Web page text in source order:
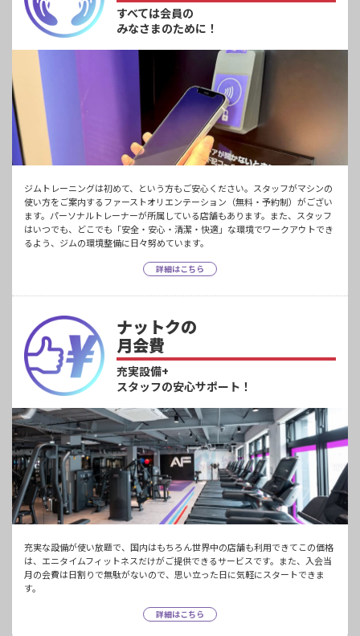
すべては会員の
みなさまのために！
ジムトレーニングは初めて、という方もご安心ください。スタッフがマシンの
使い方をご案内するファーストオリエンテーション（無料・予約制）がござい
ます。パーソナルトレーナーが所属している店舗もあります。また、スタッフ
はいつでも、どこでも「安全・安心・清潔・快適」な環境でワークアウトでき
るよう、ジムの環境整備に日々努めています。
詳細はこちら
ナットクの
月会費
充実設備+
スタッフの安心サポート！
充実な設備が使い放題で、国内はもちろん世界中の店舗も利用できてこの価格
は、エニタイムフィットネスだけがご提供できるサービスです。また、入会当
月の会費は日割りで無駄がないので、思い立った日に気軽にスタートできま
す。
詳細はこちら